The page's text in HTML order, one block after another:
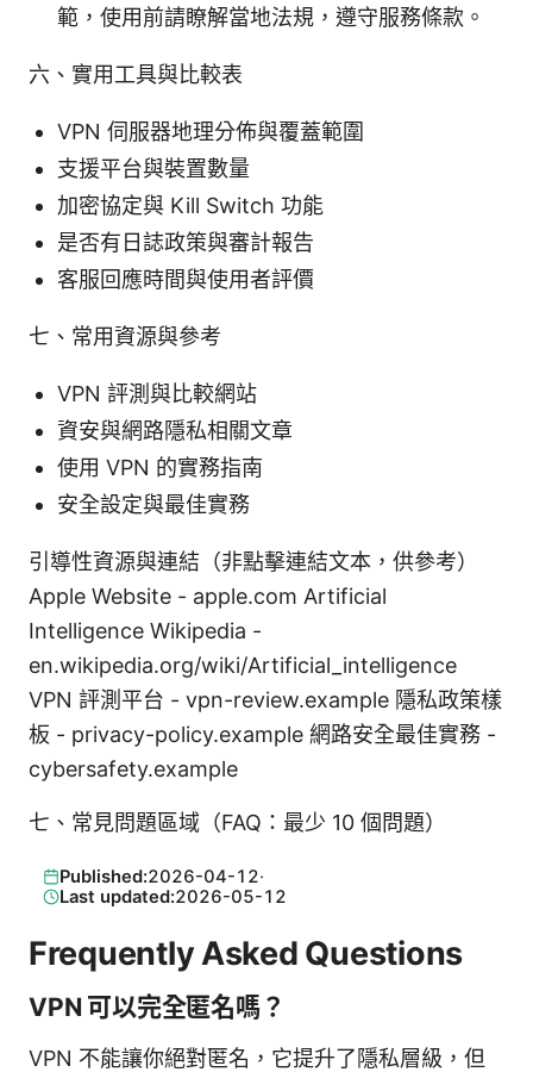
範，使用前請瞭解當地法規，遵守服務條款。
六、實用工具與比較表
VPN 伺服器地理分佈與覆蓋範圍
支援平台與裝置數量
加密協定與 Kill Switch 功能
是否有日誌政策與審計報告
客服回應時間與使用者評價
七、常用資源與參考
VPN 評測與比較網站
資安與網路隱私相關文章
使用 VPN 的實務指南
安全設定與最佳實務
引導性資源與連結（非點擊連結文本，供參考）
Apple Website - apple.com Artificial
Intelligence Wikipedia -
en.wikipedia.org/wiki/Artificial_intelligence
VPN 評測平台 - vpn-review.example 隱私政策樣
板 - privacy-policy.example 網路安全最佳實務 -
cybersafety.example
七、常見問題區域（FAQ：最少 10 個問題）
Published:2026-04-12·
Last updated:2026-05-12
Frequently Asked Questions
VPN 可以完全匿名嗎？
VPN 不能讓你絕對匿名，它提升了隱私層級，但